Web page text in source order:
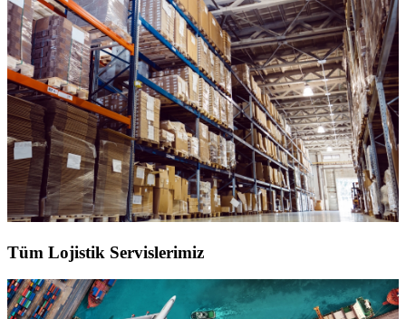
Tüm Lojistik Servislerimiz